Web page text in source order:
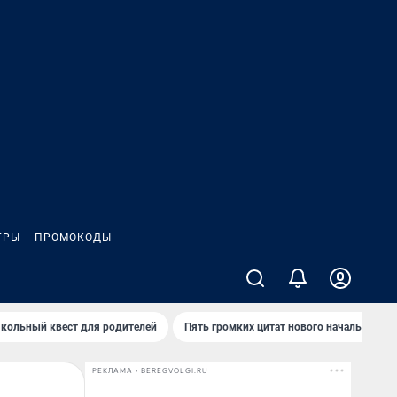
ПРОМОКОДЫ
квест для родителей Пять громких цитат нового начальника
РЕКЛАМА • BEREGVOLGI.RU